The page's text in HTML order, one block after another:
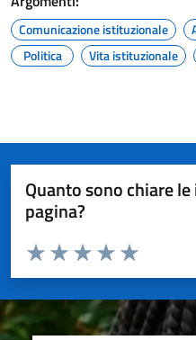
Comunicazione istituzionale
Politica
Vita istituzionale
Quanto sono chiare
pagina?
Valuta da 1 a 5 stelle la pagina
Valuta 5
Valuta 4 stelle
Valuta 3 stelle su 5
Valuta 2 stelle su 5
Valuta 1 stelle su 5